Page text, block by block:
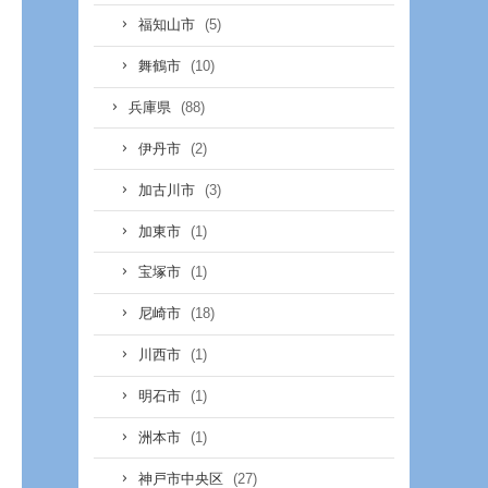
福知山市 (5)
舞鶴市 (10)
兵庫県 (88)
伊丹市 (2)
加古川市 (3)
加東市 (1)
宝塚市 (1)
尼崎市 (18)
川西市 (1)
明石市 (1)
洲本市 (1)
神戸市中央区 (27)